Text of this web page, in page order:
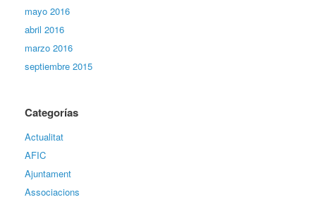
mayo 2016
abril 2016
marzo 2016
septiembre 2015
Categorías
Actualitat
AFIC
Ajuntament
Associacions